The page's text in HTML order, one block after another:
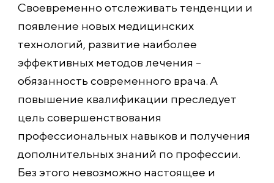
Своевременно отслеживать тенденции и
появление новых медицинских
технологий, развитие наиболее
эффективных методов лечения –
обязанность современного врача. А
повышение квалификации преследует
цель совершенствования
профессиональных навыков и получения
дополнительных знаний по профессии.
Без этого невозможно настоящее и